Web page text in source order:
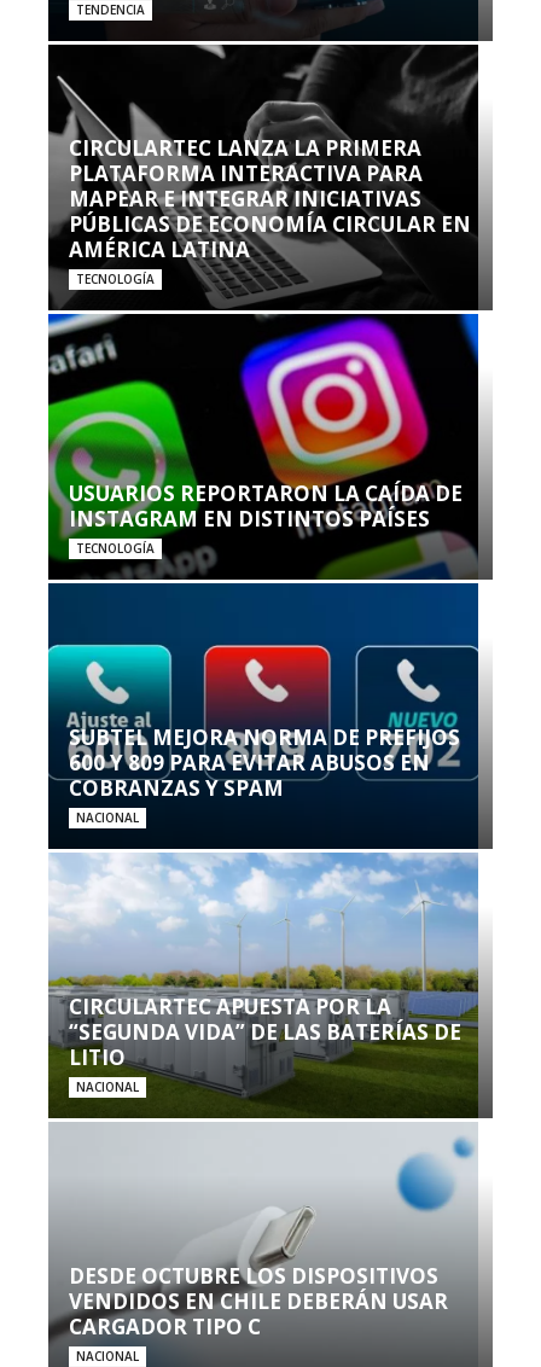
TENDENCIA
CIRCULARTEC LANZA LA PRIMERA
PLATAFORMA INTERACTIVA PARA
MAPEAR E INTEGRAR INICIATIVAS
PÚBLICAS DE ECONOMÍA CIRCULAR EN
AMÉRICA LATINA
TECNOLOGÍA
USUARIOS REPORTARON LA CAÍDA DE
INSTAGRAM EN DISTINTOS PAÍSES
TECNOLOGÍA
SUBTEL MEJORA NORMA DE PREFIJOS
600 Y 809 PARA EVITAR ABUSOS EN
COBRANZAS Y SPAM
NACIONAL
CIRCULARTEC APUESTA POR LA
“SEGUNDA VIDA” DE LAS BATERÍAS DE
LITIO
NACIONAL
DESDE OCTUBRE LOS DISPOSITIVOS
VENDIDOS EN CHILE DEBERÁN USAR
CARGADOR TIPO C
NACIONAL